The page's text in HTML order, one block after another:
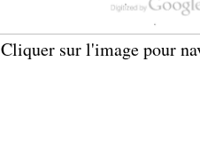
Cliquer sur l'image pour